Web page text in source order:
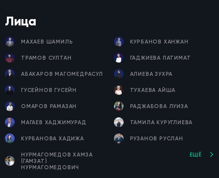
Лица
МАХАЕВ ШАМИЛЬ КУРБАНОВ ХАНЖАН
ТРАМОВ СУЛТАН ГАДЖИЕВА ПАТИМАТ
АБАКАРОВ МАГОМЕДРАСУЛ АЛИЕВА ЗУХРА
ГУСЕЙНОВ ГУСЕЙН ТУХАЕВА АЙША
ОМАРОВ РАМАЗАН РАДЖАБОВА ЛУИЗА
МАГАЕВ ХАДЖИМУРАД ТАМИЛА КУРУГЛИЕВА
КУРБАНОВА ХАДИЖА РУЗАНОВ РУСЛАН
НУРМАГОМЕДОВ ХАМЗА
(ГАМЗАТ)
НУРМАГОМЕДОВИЧ
ЕЩЁ